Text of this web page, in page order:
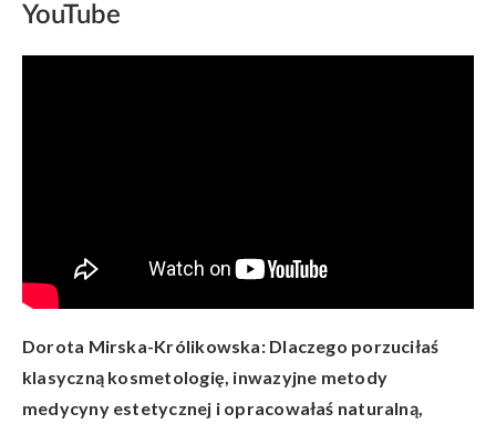
YouTube
Dorota Mirska-Królikowska: Dlaczego porzuciłaś
klasyczną kosmetologię, inwazyjne metody
medycyny estetycznej i opracowałaś naturalną,